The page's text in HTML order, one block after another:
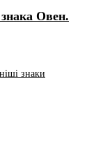
Овен.